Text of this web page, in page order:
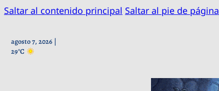
Saltar al contenido principal Saltar al pie de página
agosto 7, 2026 |
29°C